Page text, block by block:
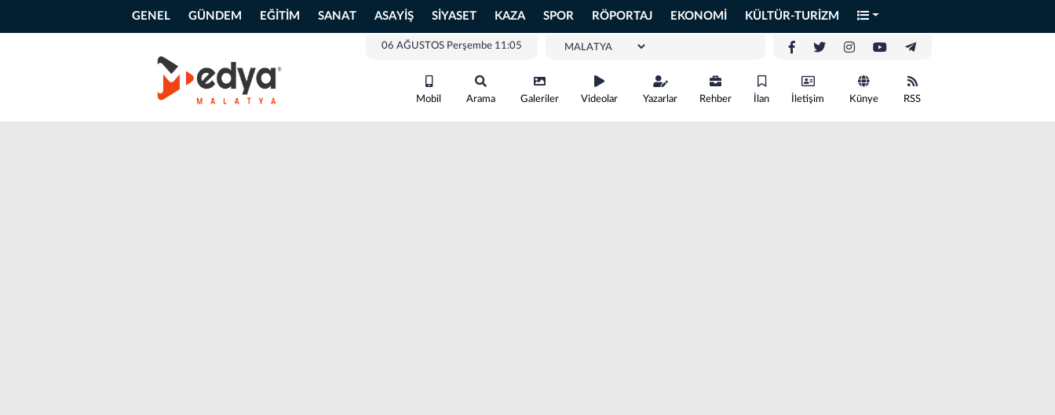
GENEL GÜNDEM EĞİTİM SANAT ASAYİŞ SİYASET KAZA SPOR RÖPORTAJ EKONOMİ KÜLTÜR-TURİZM
06 AĞUSTOS Perşembe 11:05
Mobil Arama Galeriler Videolar Yazarlar Rehber İlan İletişim Künye RSS